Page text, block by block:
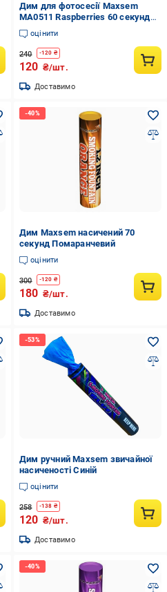
Дим для фотосесії Maxsem
MA0511 Raspberries 60 секунд
Малиновий/Рожевий
оцінити
240 -120 ₴
120 ₴/шт.
Доставимо
Дим Maxsem насичений 70
секунд Помаранчевий
оцінити
300 -120 ₴
180 ₴/шт.
Доставимо
Дим ручний Maxsem звичайної
насиченості Синій
оцінити
258 -138 ₴
120 ₴/шт.
Доставимо